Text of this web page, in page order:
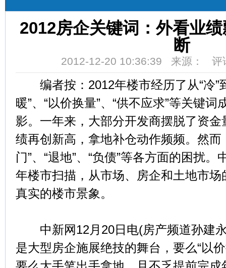
2012房企关键词：外看业
断
2012-12-20 10:36:39 来源： 评
编者按：2012年楼市经历了从“冷”
暖”、“以价换量”、“供不应求”等关键
影。一年来，大部分开发商摆脱了资
绩再创新高，拿地补仓动作频频。然而
门”、“退地”、“负债”等各方面的困扰
年楼市扫描，从市场、房企和土地市
真实的楼市景象。
中新网12月20日电(房产频道孙建永
是大型房企施展绝技的舞台，要么“以